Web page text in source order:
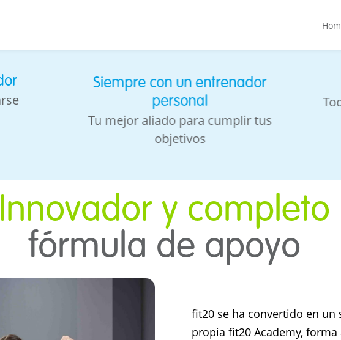
Siempre con un entrenador
personal
Tu mejor aliado para cumplir tus
objetivos
Innovador y completo
fórmula de apoyo
fit20 se ha convertido en un
propia fit20 Academy,